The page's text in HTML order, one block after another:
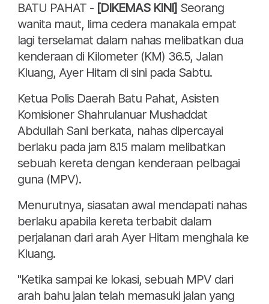
BATU PAHAT - [DIKEMAS KINI] Seorang
wanita maut, lima cedera manakala empat
lagi terselamat dalam nahas melibatkan dua
kenderaan di Kilometer (KM) 36.5, Jalan
Kluang, Ayer Hitam di sini pada Sabtu.
Ketua Polis Daerah Batu Pahat, Asisten
Komisioner Shahrulanuar Mushaddat
Abdullah Sani berkata, nahas dipercayai
berlaku pada jam 8.15 malam melibatkan
sebuah kereta dengan kenderaan pelbagai
guna (MPV).
Menurutnya, siasatan awal mendapati nahas
berlaku apabila kereta terbabit dalam
perjalanan dari arah Ayer Hitam menghala ke
Kluang.
"Ketika sampai ke lokasi, sebuah MPV dari
arah bahu jalan telah memasuki jalan yang